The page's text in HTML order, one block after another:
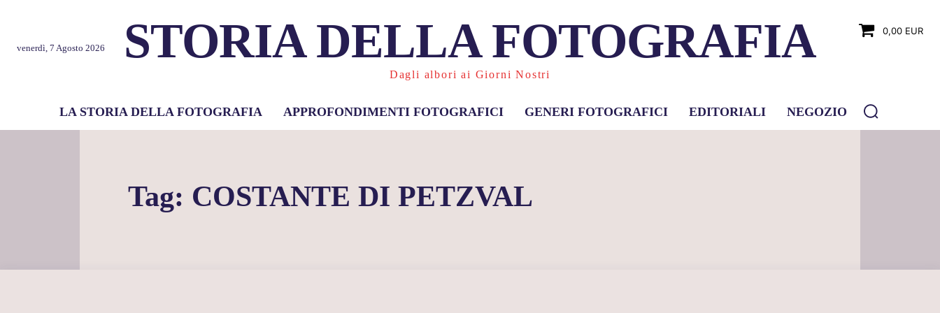
venerdì, 7 Agosto 2026 STORIA DELLA FOTOGRAFIA
Dagli albori ai Giorni Nostri
0,00 EUR
LA STORIA DELLA FOTOGRAFIA APPROFONDIMENTI FOTOGRAFICI GENERI FOTOGRAFICI EDITORIALI NEGOZIO
Tag: COSTANTE DI PETZVAL